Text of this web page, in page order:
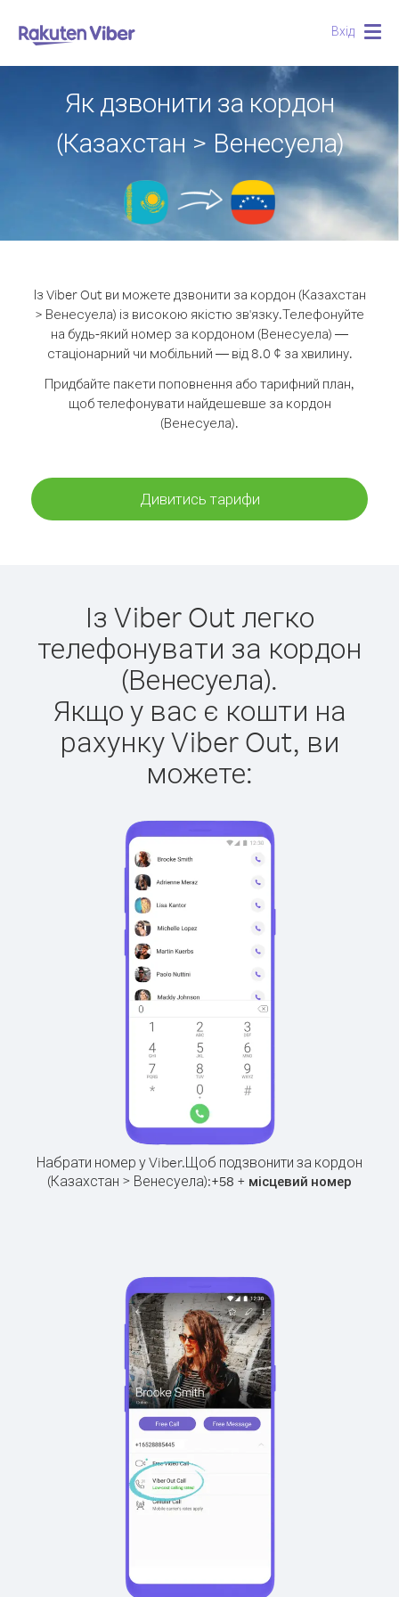
Вхід
Як дзвонити за кордон
(Казахстан > Венесуела)
Із Viber Out ви можете дзвонити за кордон (Казахстан
> Венесуела) із високою якістю зв'язку.Телефонуйте
на будь-який номер за кордоном (Венесуела) —
стаціонарний чи мобільний — від 8.0 ¢ за хвилину.
Придбайте пакети поповнення або тарифний план,
щоб телефонувати найдешевше за кордон
(Венесуела).
Дивитись тарифи
Із Viber Out легко
телефонувати за кордон
(Венесуела).
Якщо у вас є кошти на
рахунку Viber Out, ви
можете:
Набрати номер у Viber.Щоб подзвонити за кордон
(Казахстан > Венесуела):+58 + місцевий номер